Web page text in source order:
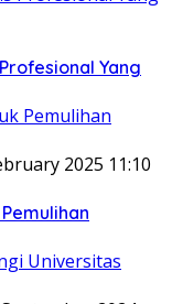
Yang
2025 11:10